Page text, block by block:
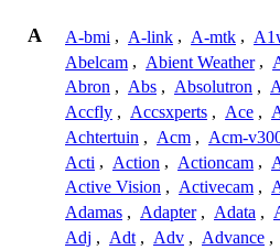
A A-bmi , A-link , A-mtk ,
Abelcam , Abient Weather ,
Abron , Abs , Absolutron ,
Accfly , Accsxperts , Ace ,
Achtertuin , Acm , Acm-
Acti , Action , Actioncam ,
Active Vision , Activecam ,
Adamas , Adapter , Adata ,
Adj , Adt , Adv , Advance ,